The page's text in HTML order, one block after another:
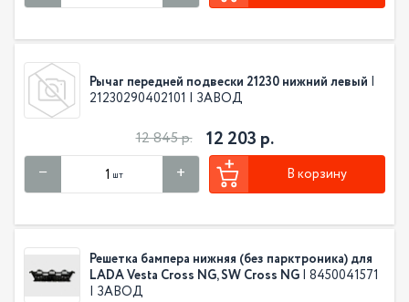
Рычаг передней подвески 21230 нижний левый |
21230290402101 | ЗАВОД
12 845 р. 12 203 р.
шт В корзину
Решетка бампера нижняя (без парктроника) для
LADA Vesta Cross NG, SW Cross NG | 8450041571
| ЗАВОД